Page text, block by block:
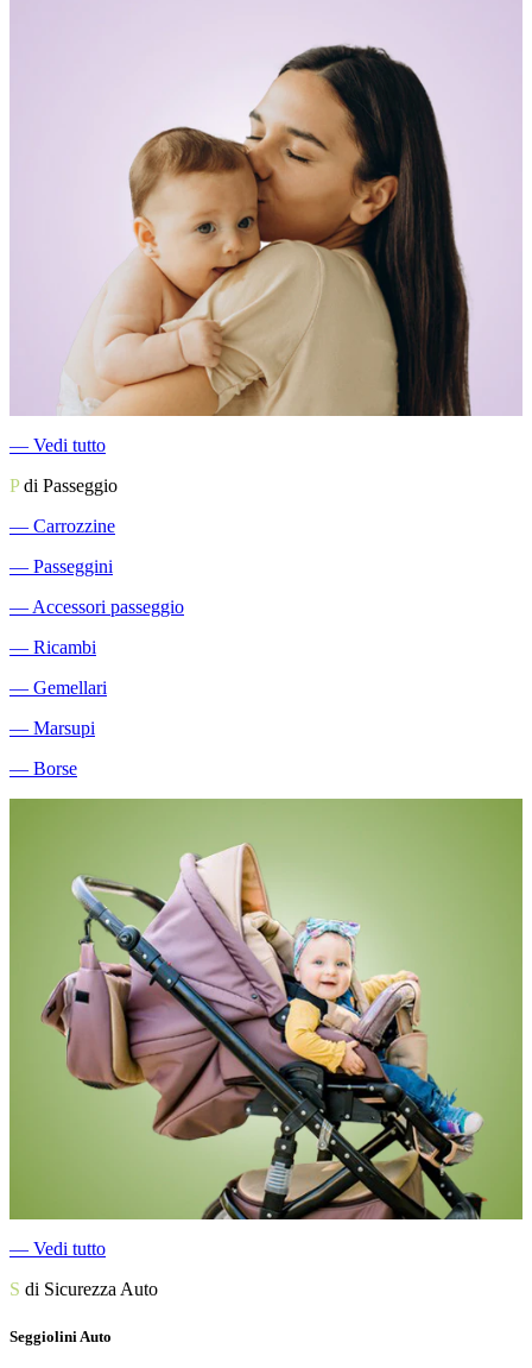
― Vedi tutto
Pdi Passeggio
― Carrozzine
― Passeggini
― Accessori passeggio
― Ricambi
― Gemellari
― Marsupi
― Borse
― Vedi tutto
S di Sicurezza Auto
Seggiolini Auto